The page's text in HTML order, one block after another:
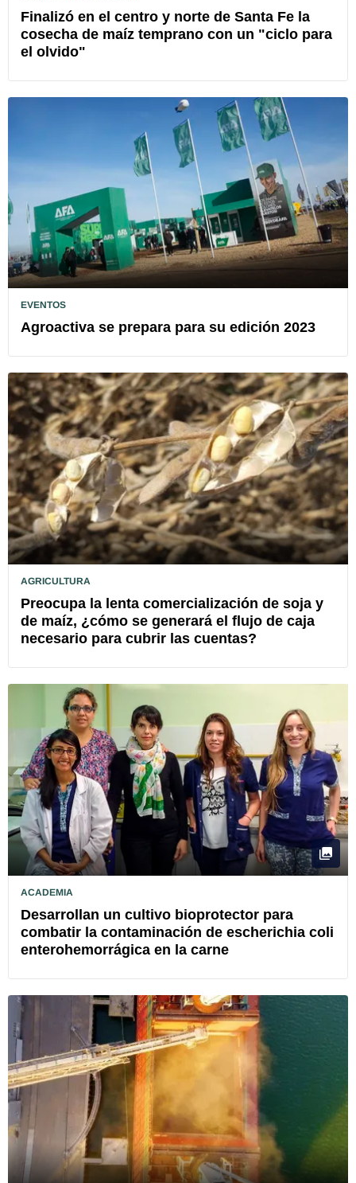
Finalizó en el centro y norte de Santa Fe la
cosecha de maíz temprano con un "ciclo para
el olvido"
EVENTOS
Agroactiva se prepara para su edición 2023
AGRICULTURA
Preocupa la lenta comercialización de soja y
de maíz, ¿cómo se generará el flujo de caja
necesario para cubrir las cuentas?
ACADEMIA
Desarrollan un cultivo bioprotector para
combatir la contaminación de escherichia coli
enterohemorrágica en la carne